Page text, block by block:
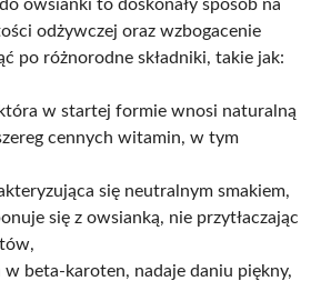
owsianki to doskonały sposób na
odżywczej oraz wzbogacenie
po różnorodne składniki, takie jak:
w startej formie wnosi naturalną
cennych witamin, w tym
się neutralnym smakiem,
się z owsianką, nie przytłaczając
w beta-karoten, nadaje daniu piękny,